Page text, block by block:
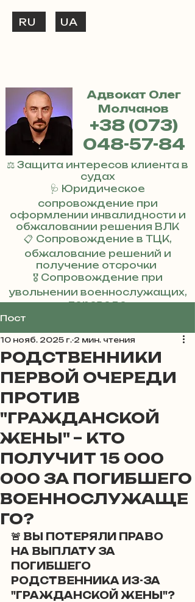
UA
RU
Адвокат Олег
Молчанов
+38 (073)
048-57-84
⚖️ Защита интересов клиента в
судах
🩺 Юридическое
сопровождение при
оформлении инвалидности и
обжаловании решения ВЛК
📋 Сопровождение в ТЦК,
обжалование решений и
получение отсрочки
🎖 Сопровождение при
увольнении военнослужащих,
переводе
Пост
РОДСТВЕННИКИ
ПЕРВОЙ ОЧЕРЕДИ
ПРОТИВ
"ГРАЖДАНСКОЙ
ЖЕНЫ" – КТО
ПОЛУЧИТ 15 000
000 ЗА ПОГИБШЕГО
ВОЕННОСЛУЖАЩЕ
ГО?
10 нояб. 2025 г. 2 мин. чтения
🚨 ВЫ ПОТЕРЯЛИ ПРАВО
НА ВЫПЛАТУ ЗА
ПОГИБШЕГО
РОДСТВЕННИКА ИЗ-ЗА
"ГРАЖДАНСКОЙ ЖЕНЫ"?